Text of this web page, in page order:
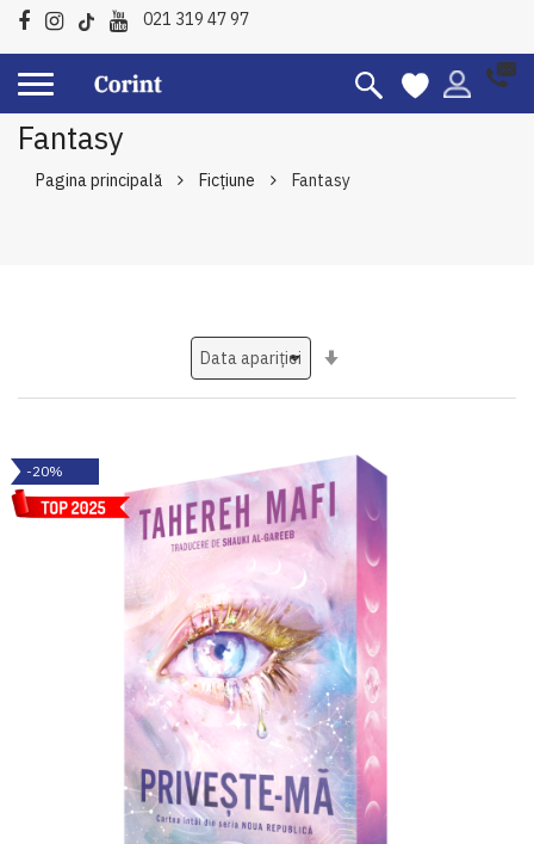
021 319 47 97
Fantasy
Pagina principală Ficțiune Fantasy
-20%